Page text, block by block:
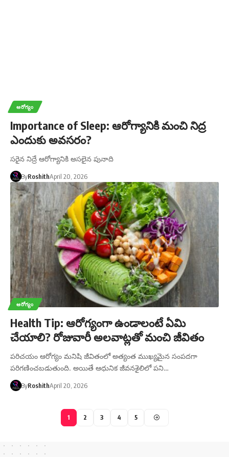
ఆరోగ్యం
Importance of Sleep: ఆరోగ్యానికి మంచి నిద్ర
ఎందుకు అవసరం?
సరైన నిద్రే ఆరోగ్యానికి అసలైన పునాది
ByRoshithApril 20, 2026
ఆరోగ్యం
Health Tip: ఆరోగ్యంగా ఉండాలంటే ఏమి
చేయాలి? రోజువారీ అలవాట్లతో మంచి జీవితం
పరిచయం ఆరోగ్యం మనిషి జీవితంలో అత్యంత ముఖ్యమైన సంపదగా
పరిగణించబడుతుంది. అయితే ఆధునిక జీవనశైలిలో పని…
ByRoshithApril 20, 2026
1 2 3 4 5